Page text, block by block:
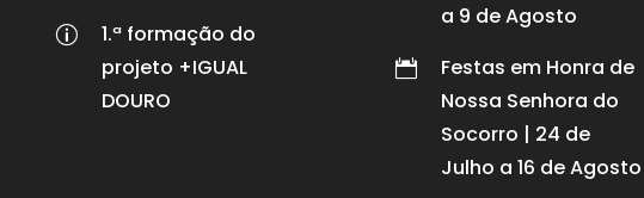
p
1.ª formação do
projeto +IGUAL
DOURO
a 9 de Agosto

Festas em Honra de
Nossa Senhora do
Socorro | 24 de
Julho a 16 de Agosto